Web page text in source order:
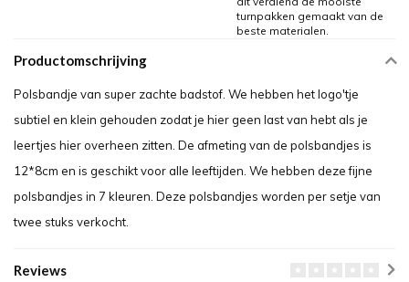
turnpakken gemaakt van de
beste materialen.
Productomschrijving
Polsbandje van super zachte badstof. We hebben het logo'tje
subtiel en klein gehouden zodat je hier geen last van hebt als je
leertjes hier overheen zitten. De afmeting van de polsbandjes is
12*8cm en is geschikt voor alle leeftijden. We hebben deze fijne
polsbandjes in 7 kleuren. Deze polsbandjes worden per setje van
twee stuks verkocht.
Reviews